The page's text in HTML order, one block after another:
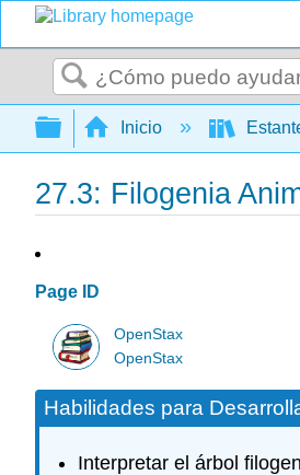
Buscar
Expandir/contraer
Inicio
27.3: Filogenia
Page ID
OpenStax
OpenStax
Habilidades para
Interpretar el árbol